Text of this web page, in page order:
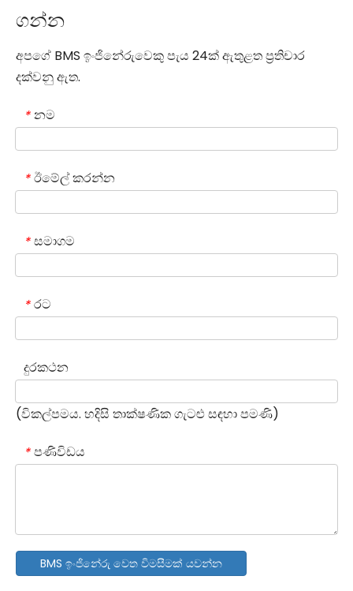
ගන්න
අපගේ BMS ඉංජිනේරුවෙකු පැය 24ක් ඇතුළත ප්‍රතිචාර
දක්වනු ඇත.
* නම
* ඊමේල් කරන්න
* සමාගම
* රට
දුරකථන
(විකල්පමය. හදිසි තාක්ෂණික ගැටළු සඳහා පමණි)
* පණිවිඩය
BMS ඉංජිනේරු වෙත විමසීමක් යවන්න